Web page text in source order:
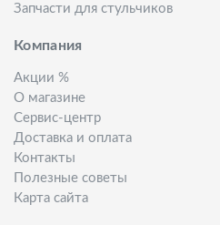
Запчасти для стульчиков
Компания
Акции %
О магазине
Сервис-центр
Доставка и оплата
Контакты
Полезные советы
Карта сайта